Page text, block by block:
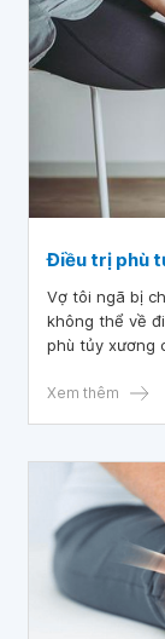
Điều trị phù
Vợ tôi ngã bị
không thể về
phù tủy xương
Xem thêm